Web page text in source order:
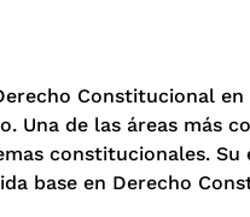
Constitucional
Una de las áreas más
constitucionales.
base en Derecho